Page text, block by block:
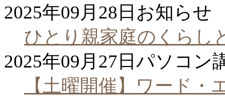
2025年09月28日 お知らせ
ひとり親家庭のくらし
2025年09月27日 パソコン
【土曜開催】ワード・